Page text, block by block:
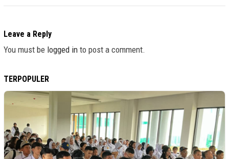
Leave a Reply
You must be logged in to post a comment.
TERPOPULER